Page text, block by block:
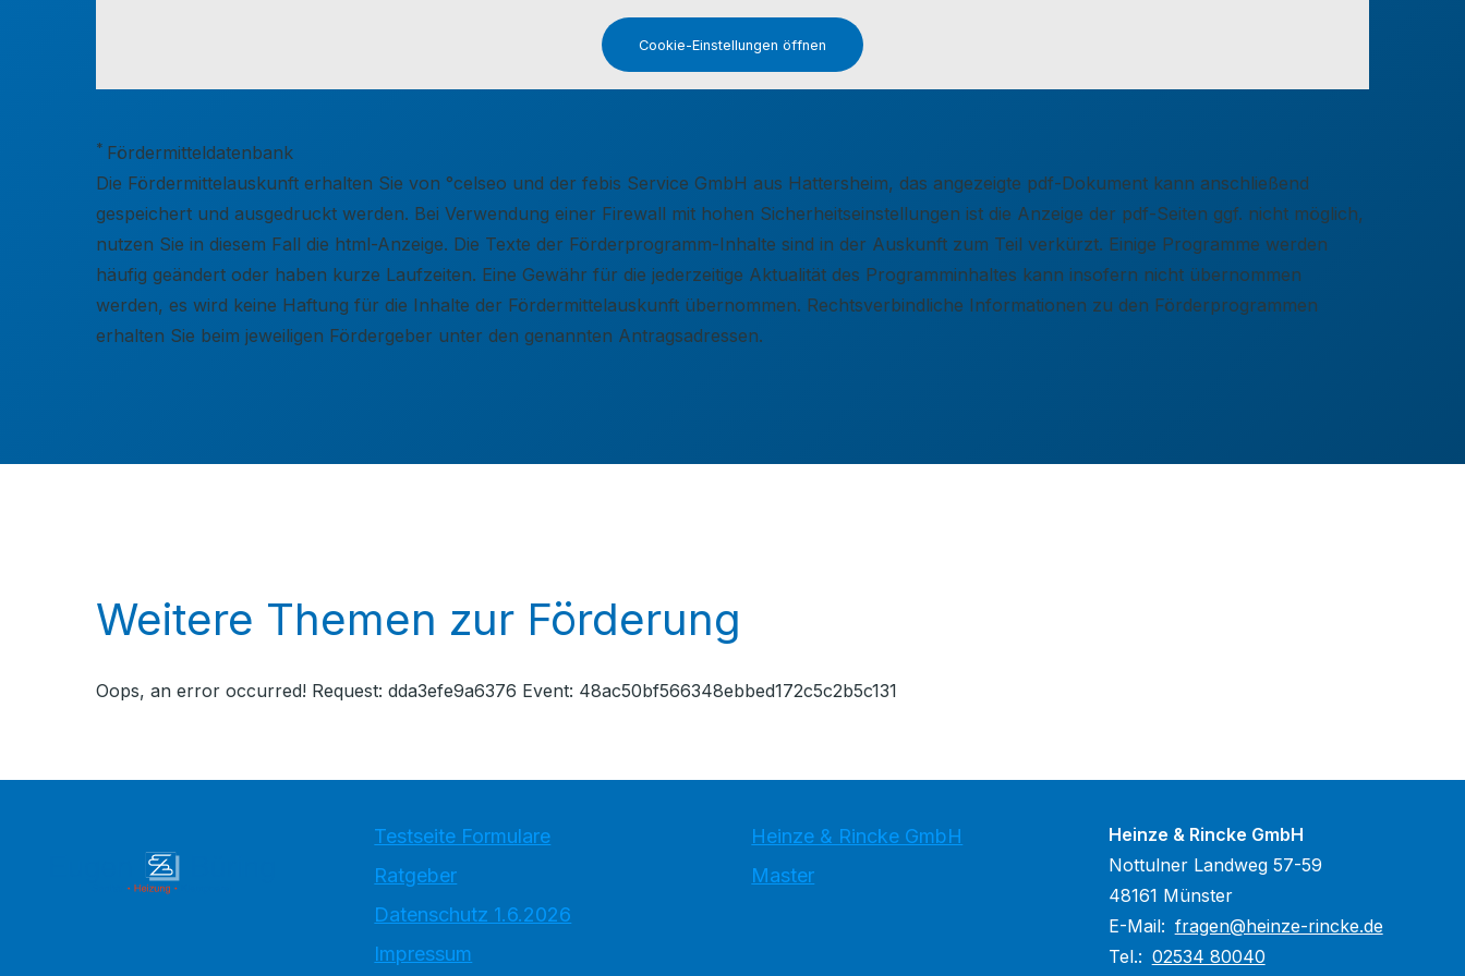
Cookie-Einstellungen öffnen
* Fördermitteldatenbank
Die Fördermittelauskunft erhalten Sie von °celseo und der febis Service GmbH aus Hattersheim, das angezeigte pdf-Dokument kann anschließend
gespeichert und ausgedruckt werden. Bei Verwendung einer Firewall mit hohen Sicherheitseinstellungen ist die Anzeige der pdf-Seiten ggf. nicht möglich,
nutzen Sie in diesem Fall die html-Anzeige. Die Texte der Förderprogramm-Inhalte sind in der Auskunft zum Teil verkürzt. Einige Programme werden
häufig geändert oder haben kurze Laufzeiten. Eine Gewähr für die jederzeitige Aktualität des Programminhaltes kann insofern nicht übernommen
werden, es wird keine Haftung für die Inhalte der Fördermittelauskunft übernommen. Rechtsverbindliche Informationen zu den Förderprogrammen
erhalten Sie beim jeweiligen Fördergeber unter den genannten Antragsadressen.
Weitere Themen zur Förderung
Oops, an error occurred! Request: dda3efe9a6376 Event: 48ac50bf566348ebbed172c5c2b5c131
Testseite Formulare
Ratgeber
Datenschutz 1.6.2026
Impressum
Heinze & Rincke GmbH
Master
Heinze & Rincke GmbH
Nottulner Landweg 57-59
48161 Münster
E-Mail: fragen@heinze-rincke.de
Tel.: 02534 80040